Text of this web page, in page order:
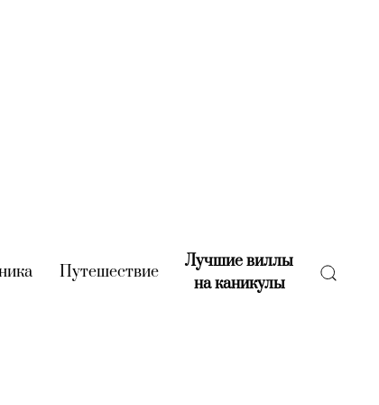
(current)
Путешествие(current)
Лучшие виллы
на каникулы(current)